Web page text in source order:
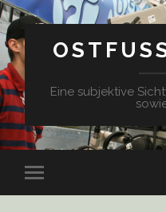
Eine subjektive